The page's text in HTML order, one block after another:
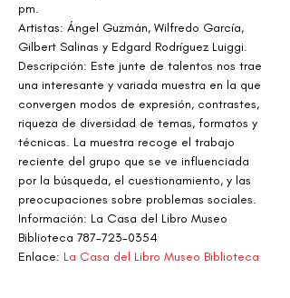
pm.
Artistas: Ángel Guzmán, Wilfredo García,
Gilbert Salinas y Edgard Rodríguez Luiggi.
Descripción: Este junte de talentos nos trae
una interesante y variada muestra en la que
convergen modos de expresión, contrastes,
riqueza de diversidad de temas, formatos y
técnicas. La muestra recoge el trabajo
reciente del grupo que se ve influenciada
por la búsqueda, el cuestionamiento, y las
preocupaciones sobre problemas sociales.
Información: La Casa del Libro Museo
Biblioteca 787-723-0354
Enlace: La Casa del Libro Museo Biblioteca